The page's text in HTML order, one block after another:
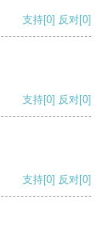
支持[0] 反对[0]
支持[0] 反对[0]
支持[0] 反对[0]